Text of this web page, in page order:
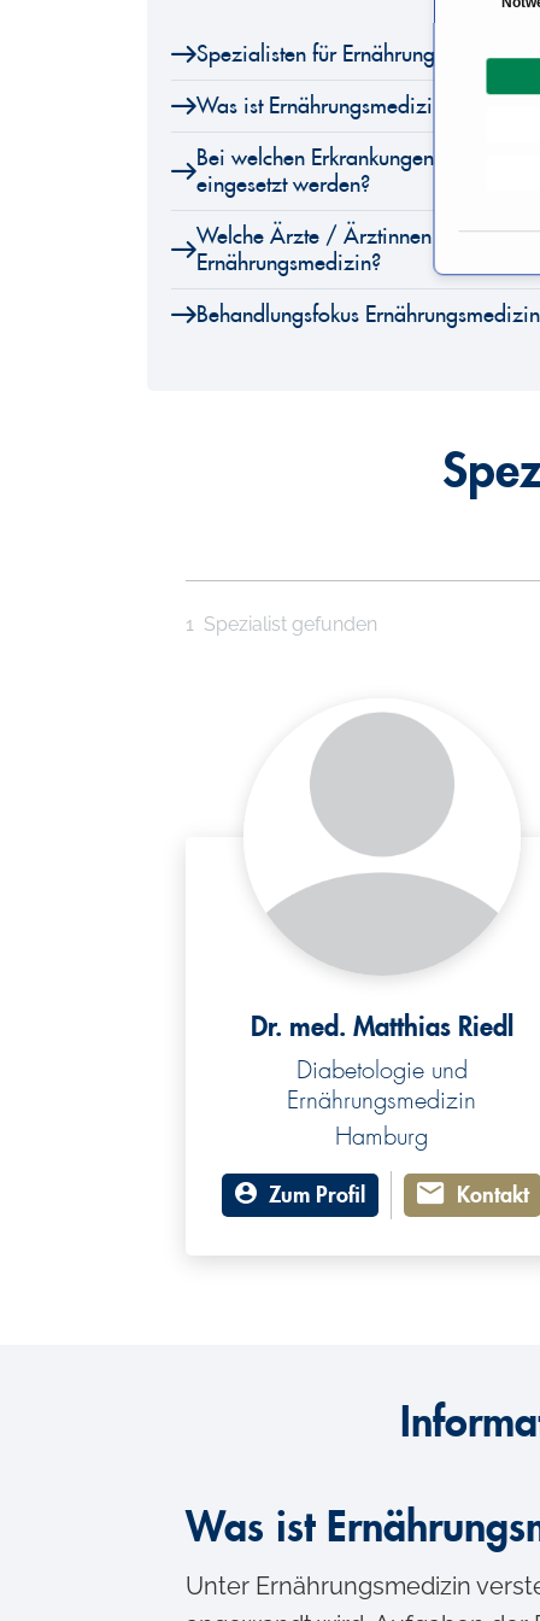
n
g
n
g
w
a
Spezialisten für Ernährungsmedizin
Was ist Ernährungsmedizin?
Bei welchen Erkrankungen kann die
eingesetzt werden?
Welche Ärzte / Ärztinnen sind
Ernährungsmedizin?
Behandlungsfokus Ernährungsmedizin
1 Spezialist gefunden
Dr. med. Matthias Riedl
Diabetologie und
Ernährungsmedizin
Hamburg
Zum Profil Kontakt
Was ist
Unter Ernährungsmedizin